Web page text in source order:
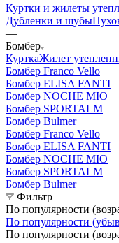
Куртки и жилеты
Дубленки и шубы
—
Бомбер
КурткаЖилет
Бомбер Franco Vello
Бомбер ELISA FANTI
Бомбер NOCHE MIO
Бомбер SPORTALM
Бомбер Bulmer
Бомбер Franco Vello
Бомбер ELISA FANTI
Бомбер NOCHE MIO
Бомбер SPORTALM
Бомбер Bulmer
Фильтр
По популярности
По популярности
По популярности